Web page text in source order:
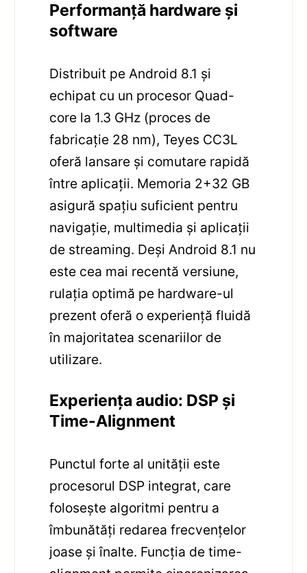
Performanță hardware și
software
Distribuit pe Android 8.1 și
echipat cu un procesor Quad-
core la 1.3 GHz (proces de
fabricație 28 nm), Teyes CC3L
oferă lansare și comutare rapidă
între aplicații. Memoria 2+32 GB
asigură spațiu suficient pentru
navigație, multimedia și aplicații
de streaming. Deși Android 8.1 nu
este cea mai recentă versiune,
rulația optimă pe hardware-ul
prezent oferă o experiență fluidă
în majoritatea scenariilor de
utilizare.
Experiența audio: DSP și
Time-Alignment
Punctul forte al unității este
procesorul DSP integrat, care
folosește algoritmi pentru a
îmbunătăți redarea frecvențelor
joase și înalte. Funcția de time-